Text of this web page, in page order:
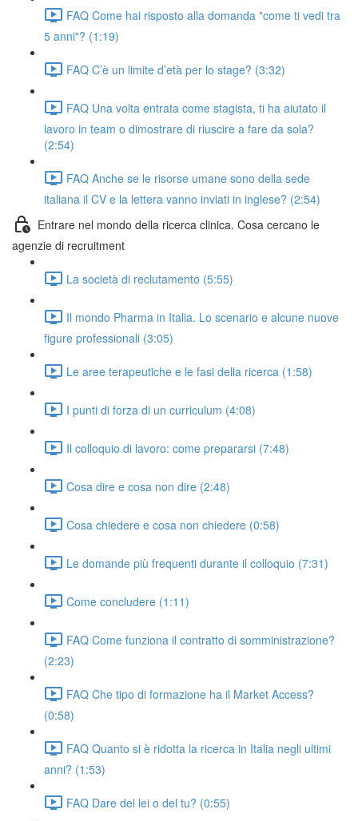
FAQ Come hai risposto alla domanda "come ti vedi tra
5 anni"? (1:19)
FAQ C’è un limite d’età per lo stage? (3:32)
FAQ Una volta entrata come stagista, ti ha aiutato il
lavoro in team o dimostrare di riuscire a fare da sola?
(2:54)
FAQ Anche se le risorse umane sono della sede
italiana il CV e la lettera vanno inviati in inglese? (2:54)
Entrare nel mondo della ricerca clinica. Cosa cercano le
agenzie di recruitment
La società di reclutamento (5:55)
Il mondo Pharma in Italia. Lo scenario e alcune nuove
figure professionali (3:05)
Le aree terapeutiche e le fasi della ricerca (1:58)
I punti di forza di un curriculum (4:08)
Il colloquio di lavoro: come prepararsi (7:48)
Cosa dire e cosa non dire (2:48)
Cosa chiedere e cosa non chiedere (0:58)
Le domande più frequenti durante il colloquio (7:31)
Come concludere (1:11)
FAQ Come funziona il contratto di somministrazione?
(2:23)
FAQ Che tipo di formazione ha il Market Access?
(0:58)
FAQ Quanto si è ridotta la ricerca in Italia negli ultimi
anni? (1:53)
FAQ Dare del lei o del tu? (0:55)